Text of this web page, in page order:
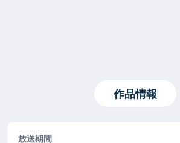
作品情報
放送期間